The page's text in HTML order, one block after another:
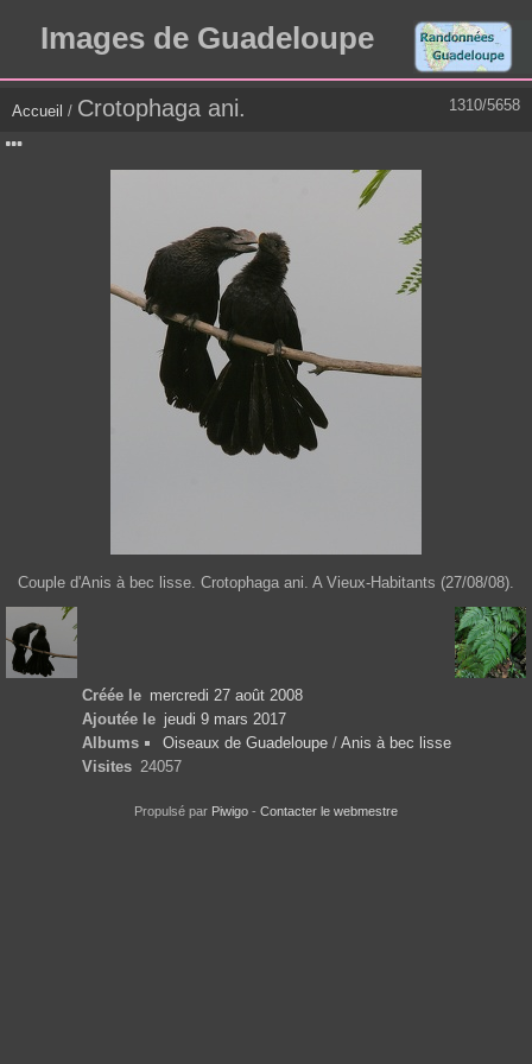
Images de Guadeloupe
1310/5658
Accueil / Crotophaga ani.
Couple d'Anis à bec lisse. Crotophaga ani. A Vieux-Habitants (27/08/08).
Créée le mercredi 27 août 2008
Ajoutée le jeudi 9 mars 2017
Albums
Oiseaux de Guadeloupe/ Anis à bec lisse
Visites 24057
Propulsé par Piwigo - Contacter le webmestre